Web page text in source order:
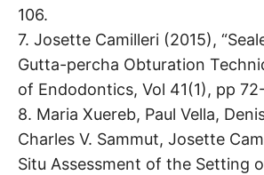
106.
7. Josette Camilleri (2015),
Gutta-percha Obturation
of Endodontics, Vol 41(1), pp
8. Maria Xuereb, Paul Vella,
Charles V. Sammut, Josette
Situ Assessment of the Setting